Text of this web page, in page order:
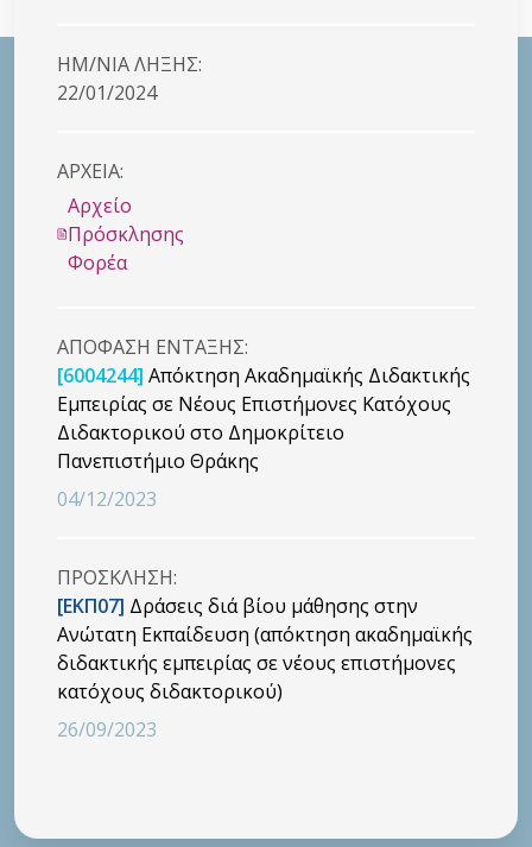
HM/NIA ΛΗΞΗΣ:
22/01/2024
ΑΡΧΕΙΑ:
Αρχείο
Πρόσκλησης
Φορέα
ΑΠΟΦΑΣΗ ΕΝΤΑΞΗΣ:
[6004244] Απόκτηση Ακαδημαϊκής Διδακτικής
Εμπειρίας σε Νέους Επιστήμονες Κατόχους
Διδακτορικού στο Δημοκρίτειο
Πανεπιστήμιο Θράκης
04/12/2023
ΠΡΟΣΚΛΗΣΗ:
[ΕΚΠ07] Δράσεις διά βίου μάθησης στην
Ανώτατη Εκπαίδευση (απόκτηση ακαδημαϊκής
διδακτικής εμπειρίας σε νέους επιστήμονες
κατόχους διδακτορικού)
26/09/2023